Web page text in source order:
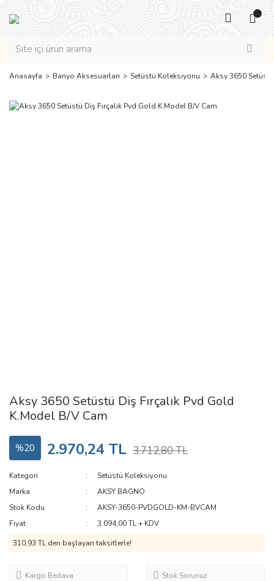
Anasayfa Banyo Aksesuarları Setüstü Koleksiyonu Aksy 3650
Aksy 3650 Setüstü Diş Fırçalık Pvd Gold
K.Model B/V Cam
%20 2.970,24 TL 3.712,80 TL
Kategori
Setüstü Koleksiyonu
Marka
AKSY BAGNO
Stok Kodu
AKSY-3650-PVDGOLD-KM-BVCAM
Fiyat
3.094,00 TL + KDV
310,93 TL den başlayan taksitlerle!
Kargo Bedava Stok Sorunuz